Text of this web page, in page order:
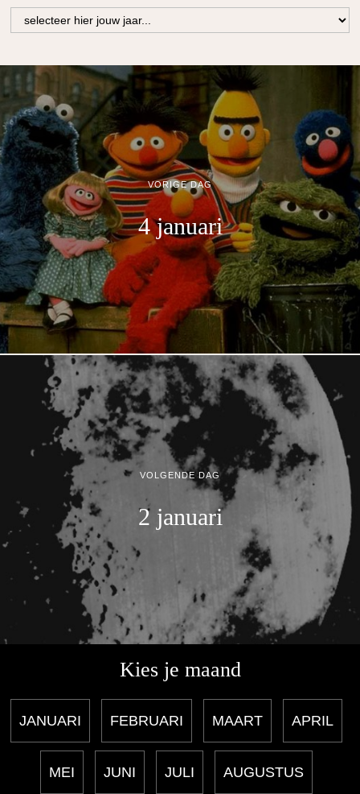
VORIGE DAG
4 januari
VOLGENDE DAG
2 januari
Kies je maand
JANUARI FEBRUARI MAART APRIL
MEI JUNI JULI AUGUSTUS